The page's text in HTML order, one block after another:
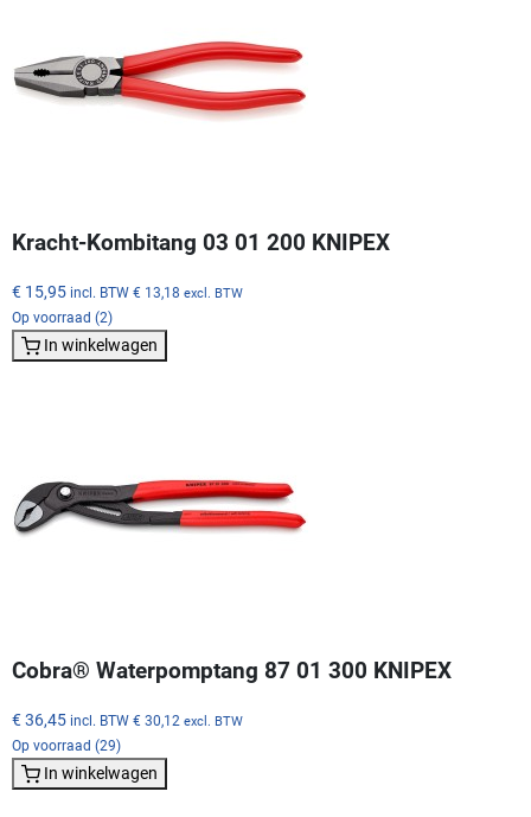
Kracht-Kombitang 03 01 200 KNIPEX
€ 15,95 incl. BTW € 13,18 excl. BTW
Op voorraad (2)
In winkelwagen
Cobra® Waterpomptang 87 01 300 KNIPEX
€ 36,45 incl. BTW € 30,12 excl. BTW
Op voorraad (29)
In winkelwagen